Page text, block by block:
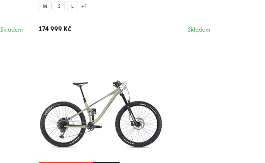
Skladem
M S L +1
174 999 Kč Skladem